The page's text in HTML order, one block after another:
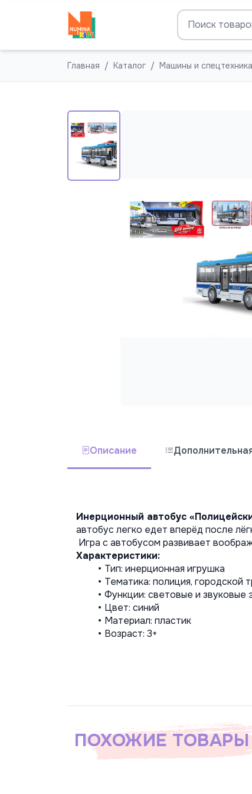
Главная Каталог Машины и спецтехника
Описание
Инерционный автобус
автобус легко едет вперёд после
Игра с автобусом развивает
Характеристики:
Тип: инерционная игрушка
Тематика: полиция, городской
Функции: световые и звуковые
Цвет: синий
Материал: пластик
Возраст: 3+
ПОХОЖИЕ ТОВАРЫ